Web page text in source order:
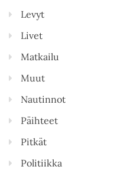
Levyt
Livet
Matkailu
Muut
Nautinnot
Päihteet
Pitkät
Politiikka